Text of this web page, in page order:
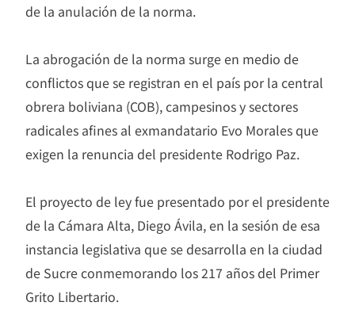
de la anulación de la norma.
La abrogación de la norma surge en medio de
conflictos que se registran en el país por la central
obrera boliviana (COB), campesinos y sectores
radicales afines al exmandatario Evo Morales que
exigen la renuncia del presidente Rodrigo Paz.
El proyecto de ley fue presentado por el presidente
de la Cámara Alta, Diego Ávila, en la sesión de esa
instancia legislativa que se desarrolla en la ciudad
de Sucre conmemorando los 217 años del Primer
Grito Libertario.